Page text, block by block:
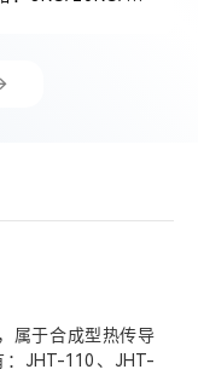
属于合成型热传导
JHT-110、JHT-